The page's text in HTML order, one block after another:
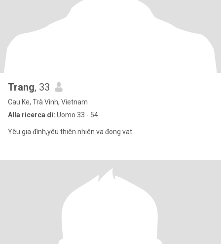
Trang, 33
Cau Ke, Trà Vinh, Vietnam
Alla ricerca di: Uomo 33 - 54
Yêu gia đình,yêu thiên nhiên va đong vat.